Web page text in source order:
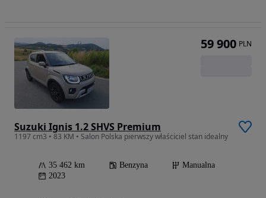
Suzuki Ignis 1.2 SHVS Premium
1197 cm3 • 83 KM • Salon Polska pierwszy właściciel stan idealny
35 462 km Benzyna
Manualna
2023
59 900 PLN